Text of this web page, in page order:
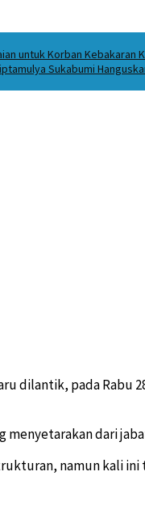
untuk Korban Kebakaran
Sukabumi
dilantik, pada Rabu
menyetarakan dari
namun kali ini